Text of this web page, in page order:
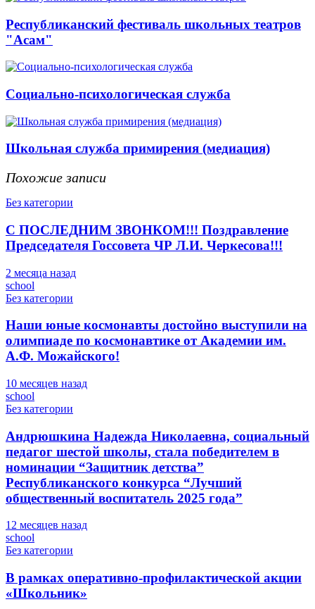
Республиканский фестиваль школьных театров
"Асам"
Социально-психологическая служба
Школьная служба примирения (медиация)
Похожие записи
Без категории
С ПОСЛЕДНИМ ЗВОНКОМ!!! Поздравление
Председателя Госсовета ЧР Л.И. Черкесова!!!
2 месяца назад
school
Без категории
Наши юные космонавты достойно выступили на
олимпиаде по космонавтике от Академии им.
А.Ф. Можайского!
10 месяцев назад
school
Без категории
Андрюшкина Надежда Николаевна, социальный
педагог шестой школы, стала победителем в
номинации “Защитник детства”
Республиканского конкурса “Лучший
общественный воспитатель 2025 года”
12 месяцев назад
school
Без категории
В рамках оперативно-профилактической акции
«Школьник»